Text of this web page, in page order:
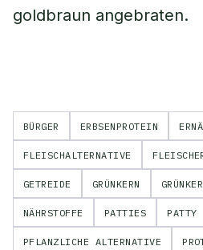
goldbraun angebraten.
BÜRGER ERBSENPROTEIN
FLEISCHALTERNATIVE
GETREIDE GRÜNKERN
NÄHRSTOFFE PATTIES PATTY
PFLANZLICHE ALTERNATIVE